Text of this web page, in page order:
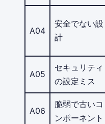
A04
安全でない設
計
A05
セキュリティ
の設定ミス
A06
脆弱で古いコ
ンポーネント